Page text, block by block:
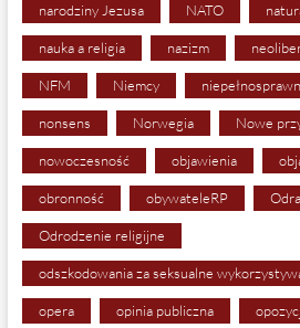
narodziny Jezusa NATO
nauka a religia nazizm
NFM Niemcy
nonsens Norwegia Nowe
nowoczesność objawienia
obronność obywateleRP Odra
Odrodzenie religijne
odszkodowania za seksualne
opera opinia publiczna